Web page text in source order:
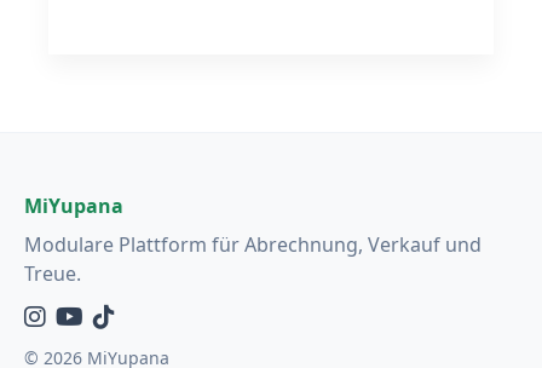
MiYupana
Modulare Plattform für Abrechnung, Verkauf und
Treue.
Instagram
YouTube
TikTok
© 2026 MiYupana